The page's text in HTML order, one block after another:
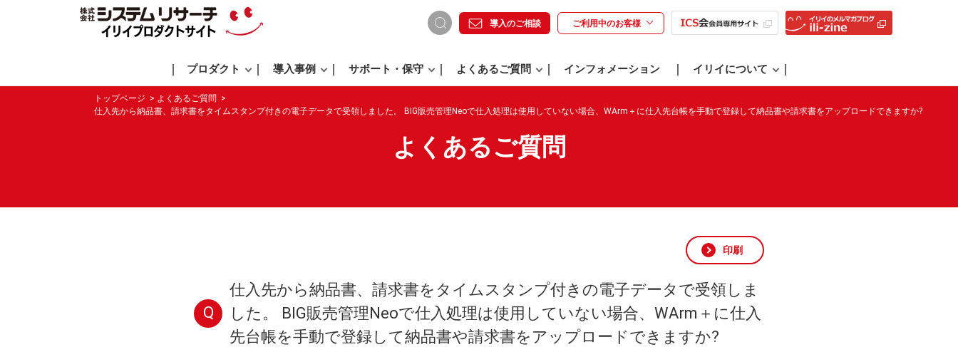
導入のご相談 ご利用中のお客様
プロダクト 導入事例 サポート・保守 よくあるご質問 インフォメーション イリイについて
トップページ
よくあるご質問
仕入先から納品書、請求書をタイムスタンプ付きの電子データで受領しました。 BIG販売管理Neoで仕入処理は使用していない場合、WArm＋に仕入先台帳を手動で登録して納品書や請求書をアップロードできますか?
よくあるご質問
印刷
Q
仕入先から納品書、請求書をタイムスタンプ付きの電子データで受領しま
した。 BIG販売管理Neoで仕入処理は使用していない場合、WArm＋に仕入
先台帳を手動で登録して納品書や請求書をアップロードできますか?